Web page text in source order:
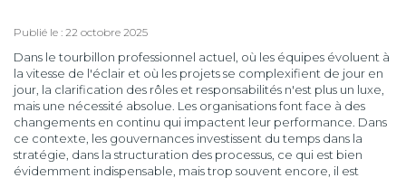
Publié le : 22 octobre 2025
Dans le tourbillon professionnel actuel, où les équipes évoluent à
la vitesse de l'éclair et où les projets se complexifient de jour en
jour, la clarification des rôles et responsabilités n'est plus un luxe,
mais une nécessité absolue. Les organisations font face à des
changements en continu qui impactent leur performance. Dans
ce contexte, les gouvernances investissent du temps dans la
stratégie, dans la structuration des processus, ce qui est bien
évidemment indispensable, mais trop souvent encore, il est